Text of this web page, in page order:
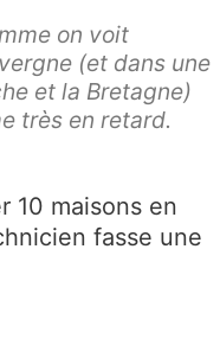
on voit
(et dans une
et la Bretagne)
très en retard.
10 maisons en
fasse une